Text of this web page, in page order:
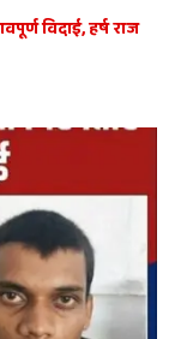
विदाई, हर्ष राज